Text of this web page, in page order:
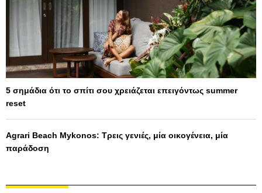
5 σημάδια ότι το σπίτι σου χρειάζεται επειγόντως summer
reset
Agrari Beach Mykonos: Τρεις γενιές, μία οικογένεια, μία
παράδοση